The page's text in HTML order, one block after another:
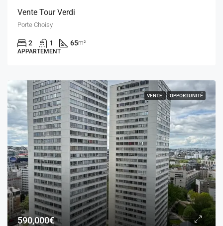
Vente Tour Verdi
Porte Choisy
2 1 65m²
APPARTEMENT
VENTE OPPORTUNITÉ
590,000€